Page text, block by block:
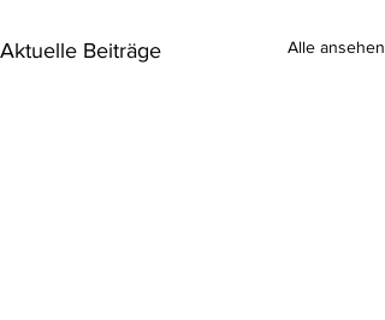
Aktuelle Beiträge Alle ansehen